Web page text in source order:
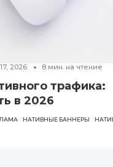
2026 8 мин. на чтение
трафика:
в 2026
НАТИВНЫЕ БАННЕРЫ